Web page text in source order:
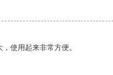
使用起来非常方便。